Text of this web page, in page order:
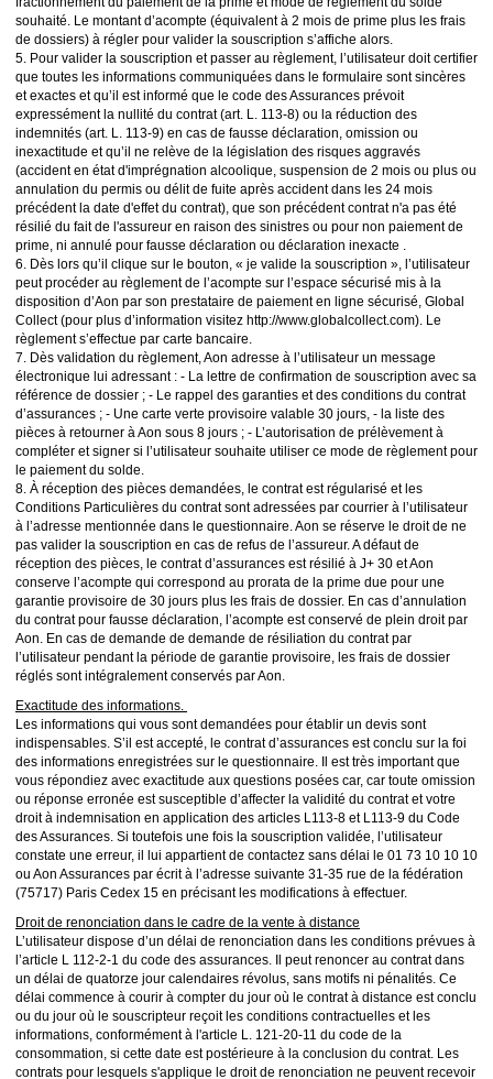
souhaité. Le montant d’acompte (équivalent à 2 mois de prime plus les frais
de dossiers) à régler pour valider la souscription s’affiche alors.
5. Pour valider la souscription et passer au règlement, l’utilisateur doit certifier
que toutes les informations communiquées dans le formulaire sont sincères
et exactes et qu’il est informé que le code des Assurances prévoit
expressément la nullité du contrat (art. L. 113-8) ou la réduction des
indemnités (art. L. 113-9) en cas de fausse déclaration, omission ou
inexactitude et qu’il ne relève de la législation des risques aggravés
(accident en état d'imprégnation alcoolique, suspension de 2 mois ou plus ou
annulation du permis ou délit de fuite après accident dans les 24 mois
précédent la date d'effet du contrat), que son précédent contrat n'a pas été
résilié du fait de l'assureur en raison des sinistres ou pour non paiement de
prime, ni annulé pour fausse déclaration ou déclaration inexacte .
6. Dès lors qu’il clique sur le bouton, « je valide la souscription », l’utilisateur
peut procéder au règlement de l’acompte sur l’espace sécurisé mis à la
disposition d’Aon par son prestataire de paiement en ligne sécurisé, Global
Collect (pour plus d’information visitez http://www.globalcollect.com). Le
règlement s’effectue par carte bancaire.
7. Dès validation du règlement, Aon adresse à l’utilisateur un message
électronique lui adressant : - La lettre de confirmation de souscription avec sa
référence de dossier ; - Le rappel des garanties et des conditions du contrat
d’assurances ; - Une carte verte provisoire valable 30 jours, - la liste des
pièces à retourner à Aon sous 8 jours ; - L’autorisation de prélèvement à
compléter et signer si l’utilisateur souhaite utiliser ce mode de règlement pour
le paiement du solde.
8. À réception des pièces demandées, le contrat est régularisé et les
Conditions Particulières du contrat sont adressées par courrier à l’utilisateur
à l’adresse mentionnée dans le questionnaire. Aon se réserve le droit de ne
pas valider la souscription en cas de refus de l’assureur. A défaut de
réception des pièces, le contrat d’assurances est résilié à J+ 30 et Aon
conserve l’acompte qui correspond au prorata de la prime due pour une
garantie provisoire de 30 jours plus les frais de dossier. En cas d’annulation
du contrat pour fausse déclaration, l’acompte est conservé de plein droit par
Aon. En cas de demande de demande de résiliation du contrat par
l’utilisateur pendant la période de garantie provisoire, les frais de dossier
réglés sont intégralement conservés par Aon.
Exactitude des informations.
Les informations qui vous sont demandées pour établir un devis sont
indispensables. S’il est accepté, le contrat d’assurances est conclu sur la foi
des informations enregistrées sur le questionnaire. Il est très important que
vous répondiez avec exactitude aux questions posées car, car toute omission
ou réponse erronée est susceptible d’affecter la validité du contrat et votre
droit à indemnisation en application des articles L113-8 et L113-9 du Code
des Assurances. Si toutefois une fois la souscription validée, l’utilisateur
constate une erreur, il lui appartient de contactez sans délai le 01 73 10 10 10
ou Aon Assurances par écrit à l’adresse suivante 31-35 rue de la fédération
(75717) Paris Cedex 15 en précisant les modifications à effectuer.
Droit de renonciation dans le cadre de la vente à distance
L’utilisateur dispose d’un délai de renonciation dans les conditions prévues à
l’article L 112-2-1 du code des assurances. Il peut renoncer au contrat dans
un délai de quatorze jour calendaires révolus, sans motifs ni pénalités. Ce
délai commence à courir à compter du jour où le contrat à distance est conclu
ou du jour où le souscripteur reçoit les conditions contractuelles et les
informations, conformément à l'article L. 121-20-11 du code de la
consommation, si cette date est postérieure à la conclusion du contrat. Les
contrats pour lesquels s'applique le droit de renonciation ne peuvent recevoir